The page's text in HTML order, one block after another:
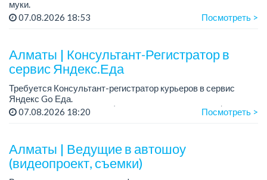
муки.
График работы: 5/2, с 09.00 до 18.00.
07.08.2026 18:53 Посмотреть >
Алматы | Консультант-Регистратор в
сервис Яндекс.Еда
Требуется Консультант-регистратор курьеров в сервис
Яндекс Go Еда.
Условия: работа в офисе (Абылай хана - Макатаева).
07.08.2026 18:20 Посмотреть >
Алматы | Ведущие в автошоу
(видеопроект, съемки)